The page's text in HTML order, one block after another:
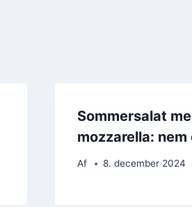
Sommersalat
mozzarella:
Af 8. december 2024